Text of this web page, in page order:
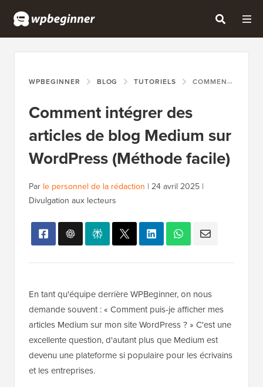
WPBEGINNER BLOG TUTORIELS COMMENT INTÉGRER DES ARTICLES DE BLOG MEDIUM SUR WORDPRESS (MÉTHODE FACILE)
Comment intégrer des
articles de blog Medium sur
WordPress (Méthode facile)
Par le personnel de la rédaction | 24 avril 2025 |
Divulgation aux lecteurs
En tant qu'équipe derrière WPBeginner, on nous
demande souvent : « Comment puis-je afficher mes
articles Medium sur mon site WordPress ? » C'est une
excellente question, d'autant plus que Medium est
devenu une plateforme si populaire pour les écrivains
et les entreprises.